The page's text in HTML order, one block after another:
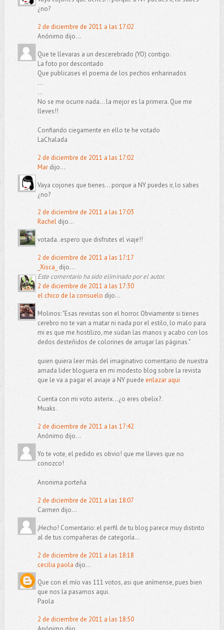
¿no?
2 de diciembre de 2011 a las 17:02
Anónimo dijo...
Que te llevaras a un descerebrado (YO) contigo.
La foto por descontado
Que publicases el poema de los pechos enharinados
...
...
No se me ocurre nada... la mejor es la primera. Que me
lleves!!
Confiando ciegamente en ello te he votado
LaChalada
2 de diciembre de 2011 a las 17:02
Mardijo...
Vaya cojones que tienes... porque a NY puedes ir, lo sabes
¿no?
2 de diciembre de 2011 a las 17:03
Racheldijo...
votada..espero que disfrutes el viaje!!
2 de diciembre de 2011 a las 17:17
_Xisca_ dijo...
Este comentario ha sido eliminado por el autor.
2 de diciembre de 2011 a las 17:30
el chico de la consuelo dijo...
Molinos: "Esas revistas son el horror. Obviamente si tienes
cerebro no te van a matar ni nada por el estilo, lo malo para
mi es que me hostilizo, me sudan las manos y acabo con los
dedos desteñidos de colorines de arrugar las páginas."
quien quiera leer más del imaginativo comentario de nuestra
amada lider bloguera en mi modesto blog sobre la revista
que le va a pagar el aviaje a NY puede enlazar aqui
Cuenta con mi voto asterix...¿o eres obelix?.
Muaks.
2 de diciembre de 2011 a las 17:42
Anónimo dijo...
Yo te vote, el pedido es obvio! que me lleves que no
conozco!
Anonima porteña
2 de diciembre de 2011 a las 18:07
Carmen dijo...
¡Hecho! Comentario: el perfil de tu blog parece muy distinto
al de tus compañeras de categoría...
2 de diciembre de 2011 a las 18:18
cecilia paola dijo...
Que con el mío vas 111 votos, asi que anímense, pues bien
que nos la pasamos aqui.
Paola
2 de diciembre de 2011 a las 18:50